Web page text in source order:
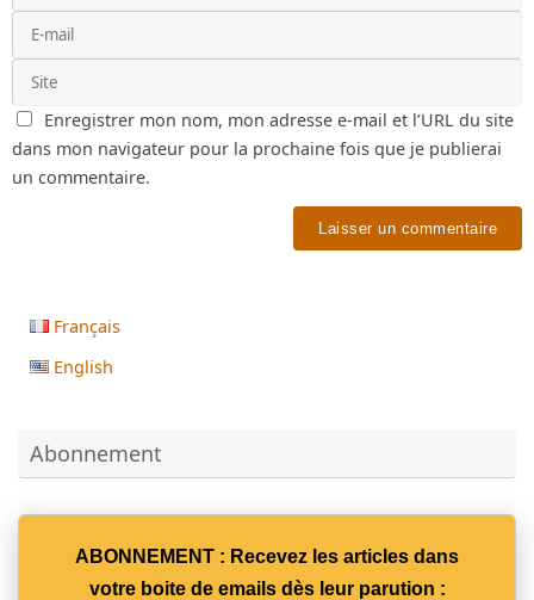
Enregistrer mon nom, mon adresse e-mail et l’URL du site
dans mon navigateur pour la prochaine fois que je publierai
un commentaire.
Français
English
Abonnement
ABONNEMENT : Recevez les articles dans
votre boite de emails dès leur parution :